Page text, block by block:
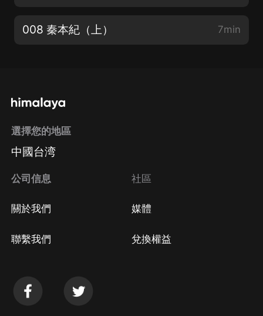
008 秦本紀（上） 7min
選擇您的地區
中國台湾
公司信息
關於我們
聯繫我們
社區
媒體
兌換權益